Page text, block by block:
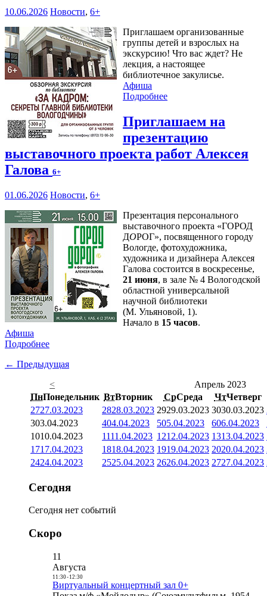
10.06.2026 Новости, 6+
Приглашаем организованные
группы детей и взрослых на
экскурсию! Что вас ждет? Не
лекция, а настоящее
библиотечное закулисье.
Афиша
Подробнее
Приглашаем на
презентацию
выставочного проекта работ Алексея
Галова 6+
01.06.2026 Новости, 6+
Презентация персонального
выставочного проекта «ГОРОД
ДОРОГ», посвященного городу
Вологде, фотохудожника,
художника и дизайнера Алексея
Галова состоится в воскресенье,
21 июня, в зале № 4 Вологодской
областной универсальной
научной библиотеки
(М. Ульяновой, 1).
Начало в 15 часов.
Афиша
Подробнее
← Предыдущая
<
Апрель 2023
ПнПонедельник ВтВторник СрСреда ЧтЧетверг
2727.03.2023 2828.03.2023 2929.03.2023 3030.03.2023
303.04.2023 404.04.2023 505.04.2023 606.04.2023
1010.04.2023 1111.04.2023 1212.04.2023 1313.04.2023
1717.04.2023 1818.04.2023 1919.04.2023 2020.04.2023
2424.04.2023 2525.04.2023 2626.04.2023 2727.04.2023
Сегодня
Сегодня нет событий
Скоро
11
Августа
11:30- 12:30
Виртуальный концертный зал 0+